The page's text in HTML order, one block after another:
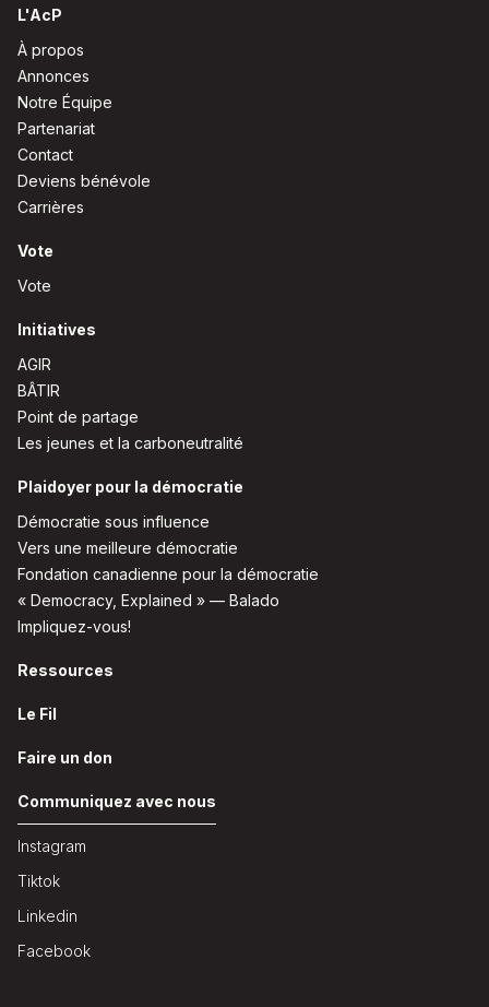
L'AcP
À propos
Annonces
Notre Équipe
Partenariat
Contact
Deviens bénévole
Carrières
Vote
Vote
Initiatives
AGIR
BÂTIR
Point de partage
Les jeunes et la carboneutralité
Plaidoyer pour la démocratie
Démocratie sous influence
Vers une meilleure démocratie
Fondation canadienne pour la démocratie
« Democracy, Explained » — Balado
Impliquez-vous!
Ressources
Le Fil
Faire un don
Communiquez avec nous
Instagram
Tiktok
Linkedin
Facebook